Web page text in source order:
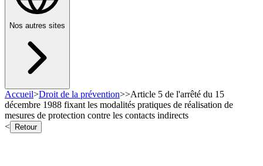
Nos autres sites
Accueil>Droit de la prévention>>Article 5 de l'arrêté du 15
décembre 1988 fixant les modalités pratiques de réalisation de
mesures de protection contre les contacts indirects
<
Retour